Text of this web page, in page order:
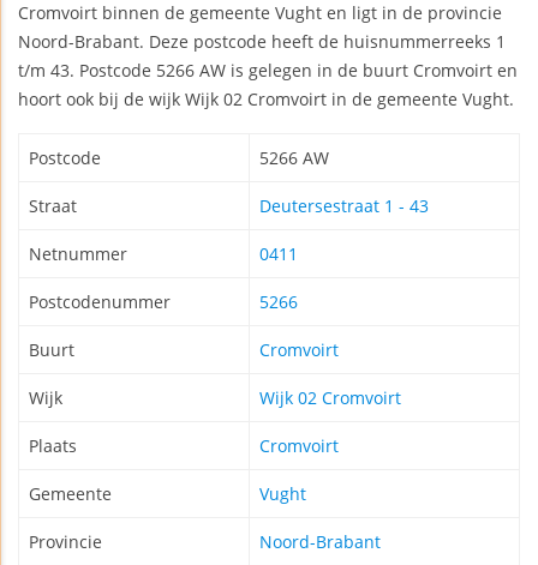
Cromvoirt binnen de gemeente Vught en ligt in de provincie
Noord-Brabant. Deze postcode heeft de huisnummerreeks 1
t/m 43. Postcode 5266 AW is gelegen in de buurt Cromvoirt en
hoort ook bij de wijk Wijk 02 Cromvoirt in de gemeente Vught.
Postcode 5266 AW
Straat Deutersestraat 1 - 43
Netnummer 0411
Postcodenummer 5266
Buurt Cromvoirt
Wijk Wijk 02 Cromvoirt
Plaats Cromvoirt
Gemeente Vught
Provincie Noord-Brabant